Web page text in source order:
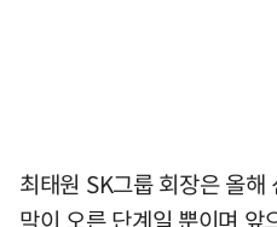
최태원 SK그룹 회장은 올
막이 오른 단계일 뿐이며 앞